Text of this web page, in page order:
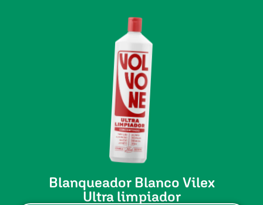
Blanqueador Blanco Vilex
Ultra limpiador